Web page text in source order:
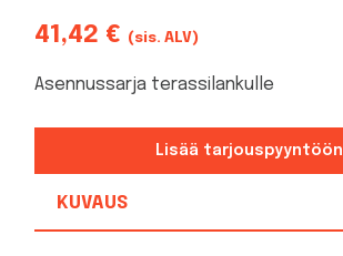
41,42 € (sis. ALV)
Asennussarja terassilankulle
Lisää tarjouspyyntöön
KUVAUS